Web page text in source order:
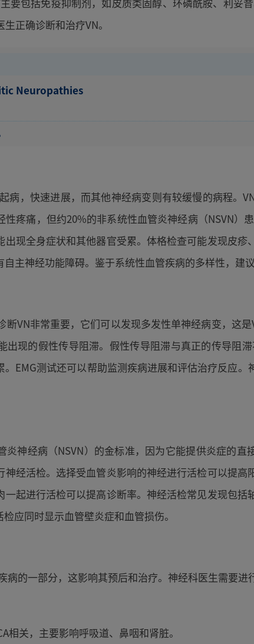
正确诊断和治疗VN。
Neuropathies
病，快速进展，而其他神经病变则有较缓慢的病程。
疼痛，但约20%的非系统性血管炎神经病（NSVN）
现全身症状和其他器官受累。体格检查可能发现皮
主神经功能障碍。鉴于系统性血管疾病的多样性，建
断VN非常重要，它们可以发现多发性单神经病变，这
出现的假性传导阻滞。假性传导阻滞与真正的传导阻
EMG测试还可以帮助监测疾病进展和评估治疗反应
神经病（NSVN）的金标准，因为它能提供炎症的
经活检。选择受血管炎影响的神经进行活检可以提高
起进行活检可以提高诊断率。神经活检常见发现包
应同时显示血管壁炎症和血管损伤。
病的一部分，这影响其预后和治疗。神经科医生需要进
相关，主要影响呼吸道、鼻咽和肾脏。